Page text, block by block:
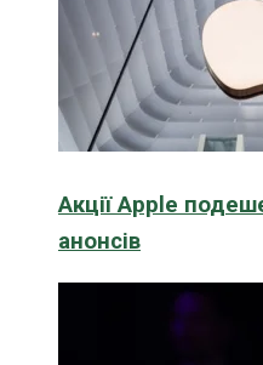
Акції Apple
анонсів